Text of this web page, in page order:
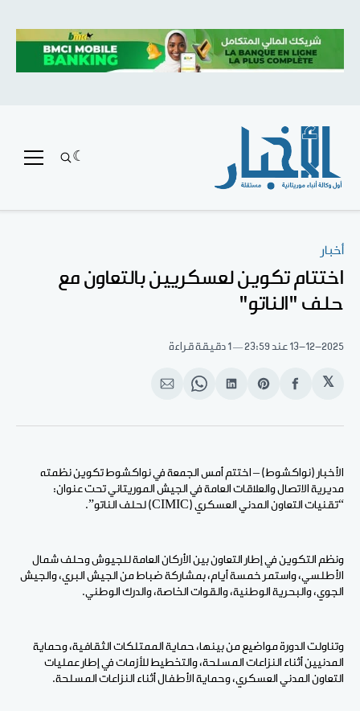
أخبار
اختتام تكوين لعسكريين بالتعاون مع
حلف "الناتو"
13-12-2025 عند 23:59 1 دقيقة قراءة
𝕏
انشر
الفيسبوك
Share
Pinterest
انشر
لينكد
Share
WhatsApp
انشر
الإيميل
الأخبار (نواكشوط) – اختتم أمس الجمعة في نواكشوط تكوين نظمته
مديرية الاتصال والعلاقات العامة في الجيش الموريتاني تحت عنوان:
“تقنيات التعاون المدني العسكري (CIMIC) لحلف الناتو”.
ونظم التكوين في إطار التعاون بين الأركان العامة للجيوش وحلف شمال
الأطلسي، واستمر خمسة أيام، بمشاركة ضباط من الجيش البري، والجيش
الجوي، والبحرية الوطنية، والقوات الخاصة، والدرك الوطني.
وتناولت الدورة مواضيع من بينها، حماية الممتلكات الثقافية، وحماية
المدنيين أثناء النزاعات المسلحة، والتخطيط للأزمات في إطار عمليات
التعاون المدني العسكري، وحماية الأطفال أثناء النزاعات المسلحة.